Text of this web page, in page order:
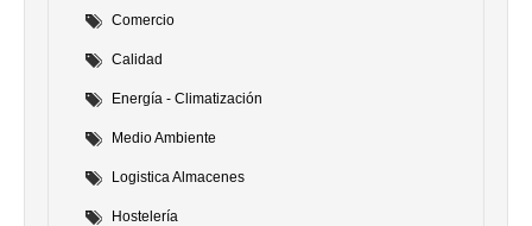
Comercio
Calidad
Energía - Climatización
Medio Ambiente
Logistica Almacenes
Hostelería